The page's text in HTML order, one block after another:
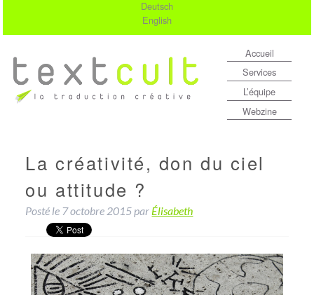
Deutsch
English
Accueil
Services
L’équipe
Webzine
La créativité, don du ciel
ou attitude ?
Posté le 7 octobre 2015 par Élisabeth